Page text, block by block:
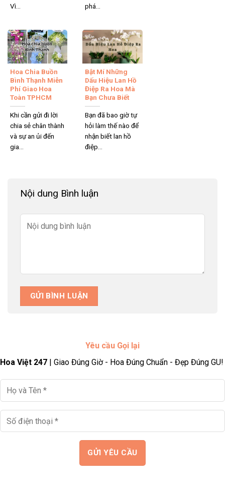
Chất lượng sản phẩm hoa đảm bảo
Nếu trong quá trình nhận hàng, bạn phát hiện hoa bị dập nát,
héo úa, gãy cành hay rơi rớt, chỉ cần chụp ảnh hoặc quay
video, gửi ngay cho nhân viên hỗ trợ. Chúng tôi sẽ tiếp nhận
và đưa ra giải pháp xử lý nhanh nhất, có thể đổi hoa mới
hoặc hoàn tiền tùy theo tình trạng đơn hàng. Chính vì vậy,
Shop hoa tươi ba đình mở cửa vào thời gian
Dù là sáng sớm hay đêm muộn, shop hoa tươi ba đình luôn
kể cả ngày lễ, Tết Dương lịch và các dịp đặc biệt trong năm,
đảm bảo bạn có thể đặt hoa bất cứ khi nào cần.
Vì...
phá...
Hoa Chia Buồn
Bình Thạnh Miễn
Phí Giao Hoa
Toàn TPHCM
Khi cần gửi đi lời
chia sẻ chân thành
và sự an ủi đến
gia...
Bật Mí Những
Dấu Hiệu Lan Hồ
Điệp Ra Hoa Mà
Bạn Chưa Biết
Bạn đã bao giờ tự
hỏi làm thế nào để
nhận biết lan hồ
điệp...
Nội dung Bình luận
Yêu cầu Gọi lại
Hoa Việt 247 | Giao Đúng Giờ - Hoa Đúng Chuẩn - Đẹp Đúng GU!